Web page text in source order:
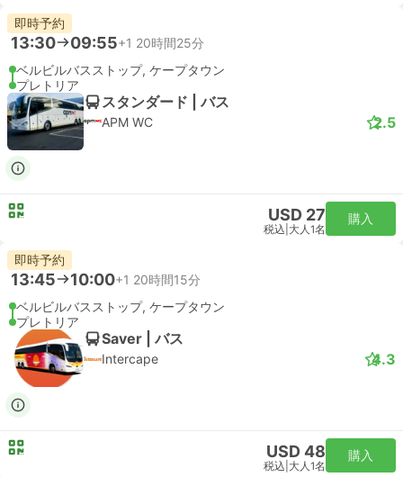
即時予約
13:30 09:55+1 20時間25分
ベルビルバスストップ, ケープタウン
プレトリア
スタンダード | バス
APM WC 2.5
USD 27
税込 大人1名
購入
即時予約
13:45 10:00+1 20時間15分
ベルビルバスストップ, ケープタウン
プレトリア
Saver | バス
Intercape 4.3
USD 48
税込 大人1名
購入